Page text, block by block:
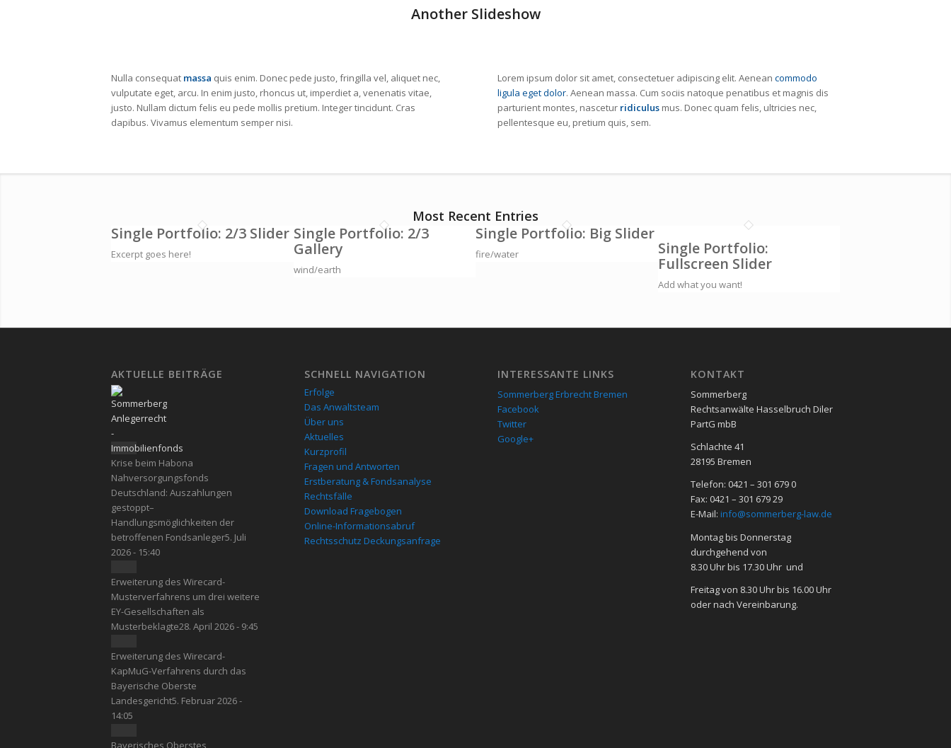
Another Slideshow
Nulla consequat massa quis enim. Donec pede justo, fringilla vel, aliquet nec,
vulputate eget, arcu. In enim justo, rhoncus ut, imperdiet a, venenatis vitae,
justo. Nullam dictum felis eu pede mollis pretium. Integer tincidunt. Cras
dapibus. Vivamus elementum semper nisi.
Lorem ipsum dolor sit amet, consectetuer adipiscing elit. Aenean commodo
ligula eget dolor. Aenean massa. Cum sociis natoque penatibus et magnis dis
parturient montes, nascetur ridiculusmus. Donec quam felis, ultricies nec,
pellentesque eu, pretium quis, sem.
Most Recent Entries
Single Portfolio: 2/3 Slider
Excerpt goes here!
Single Portfolio: 2/3
Gallery
wind/earth
Single Portfolio: Big Slider
fire/water
Single Portfolio:
Fullscreen Slider
Add what you want!
AKTUELLE BEITRÄGE
Krise beim Habona
Nahversorgungsfonds
Deutschland: Auszahlungen
gestoppt–
Handlungsmöglichkeiten der
betroffenen Fondsanleger5. Juli
2026 - 15:40
Erweiterung des Wirecard-
Musterverfahrens um drei weitere
EY-Gesellschaften als
Musterbeklagte28. April 2026 - 9:45
Erweiterung des Wirecard-
KapMuG-Verfahrens durch das
Bayerische Oberste
Landesgericht5. Februar 2026 -
14:05
Bayerisches Oberstes
SCHNELL NAVIGATION
Erfolge
Das Anwaltsteam
Über uns
Aktuelles
Kurzprofil
Fragen und Antworten
Erstberatung & Fondsanalyse
Rechtsfälle
Download Fragebogen
Online-Informationsabruf
Rechtsschutz Deckungsanfrage
INTERESSANTE LINKS
Sommerberg Erbrecht Bremen
Facebook
Twitter
Google+
KON­TAKT
Sommerberg
Rechtsanwälte Hasselbruch Diler
PartG mbB
Schlachte 41
28195 Bre­men
Telefon: 0421 – 301 679 0
Fax: 0421 – 301 679 29
E-Mail: info@sommerberg-law.de
Mon­tag bis Don­ners­tag
durch­ge­hend von
8.30 Uhr bis 17.30 Uhr und
Frei­tag von 8.30 Uhr bis 16.00 Uhr
oder nach Ver­ein­ba­rung.